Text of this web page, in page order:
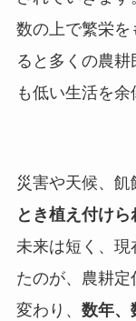
数の上で繁栄を
ると多くの農
も低い生活を余
災害や天候、飢
とき植え付けら
未来は短く、
たのが、農耕定
変わり、 数年、